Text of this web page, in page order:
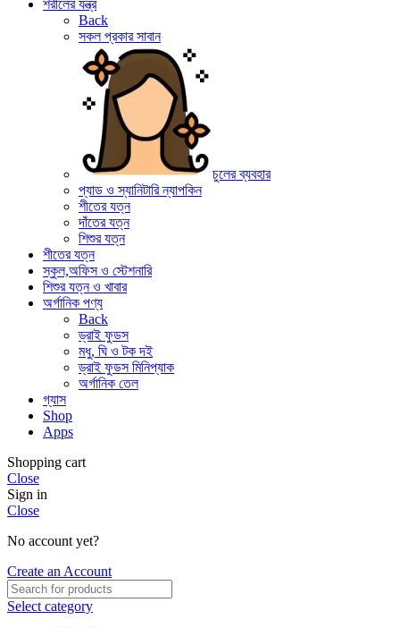
শরীলের যন্ত্র
Back
সকল প্রকার সাবান
চুলের ব্যবহার
প্যাড ও স্যানিটারি ন্যাপকিন
শীতের যত্ন
দাঁতের যত্ন
শিশুর যত্ন
শীতের যত্ন
স্কুল,অফিস ও স্টেশনারি
শিশুর যত্ন ও খাবার
অর্গানিক পণ্য
Back
ড্রাই ফুডস
মধু, ঘি ও টক দই
ড্রাই ফুডস মিনিপ্যাক
অর্গানিক তেল
গ্যাস
Shop
Apps
Shopping cart
Close
Sign in
Close
No account yet?
Create an Account
Select category